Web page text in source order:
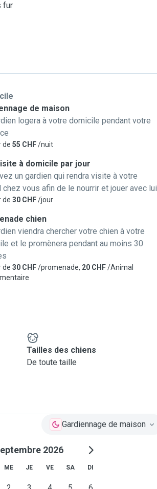
fur
de maison
logera à votre domicile pendant votre
de 55 CHF/nuit
à domicile par jour
un gardien qui rendra visite à votre
chez vous afin de le nourrir et jouer avec lui
de 30 CHF/jour
chien
viendra chercher votre chien à votre
et le promènera pendant au moins 30
de 30 CHF/promenade, 20 CHF/Animal
Tailles des chiens
De toute taille
Gardiennage de maison
2026
ME JE VE SA DI